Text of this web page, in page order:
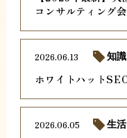
コンサルティング
ホワイトハット
2026.06.13 知識
2026.06.05 生活